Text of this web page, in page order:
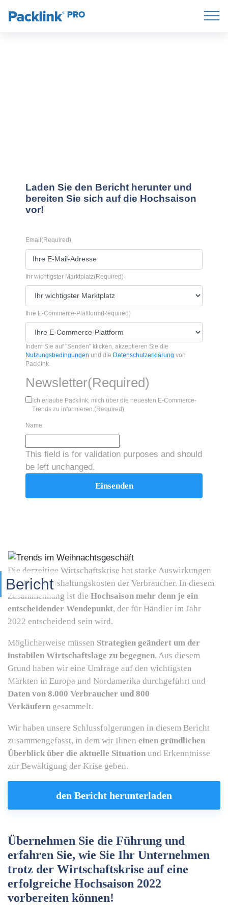
Laden Sie den Bericht herunter und
bereiten Sie sich auf die Hochsaison
vor!
Email (Required)
Ihr wichtigster Marktplatz(Required)
Ihre E-Commerce-Plattform(Required)
Indem Sie auf "Senden" klicken, akzeptieren Sie die
Nutzungsbedingungen und die Datenschutzerklärung von
Packlink.
Newsletter(Required)
Ich erlaube Packlink, mich über die neuesten E-Commerce-
Trends zu informieren.(Required)
Name
This field is for validation purposes and should
be left unchanged.
Die derzeitige Wirtschaftskrise hat starke Auswirkungen
auf die Lebenshaltungskosten der Verbraucher. In diesem
Zusammenhang ist die Hochsaison mehr denn je ein
entscheidender Wendepunkt, der für Händler im Jahr
2022 entscheidend sein wird.
Möglicherweise müssen Strategien geändert um der
instabilen Wirtschaftslage zu begegnen. Aus diesem
Grund haben wir eine Umfrage auf den wichtigsten
Märkten in Europa und Nordamerika durchgeführt und
Daten von 8.000 Verbraucher und 800
Verkäufern gesammelt.
Wir haben unsere Schlussfolgerungen in diesem Bericht
zusammengefasst, in dem wir Ihnen einen gründlichen
Überblick über die aktuelle Situation und Erkenntnisse
zur Bewältigung der Krise geben.
den Bericht herunterladen
Bericht
Übernehmen Sie die Führung und
erfahren Sie, wie Sie Ihr Unternehmen
trotz der Wirtschaftskrise auf eine
erfolgreiche Hochsaison 2022
vorbereiten können!